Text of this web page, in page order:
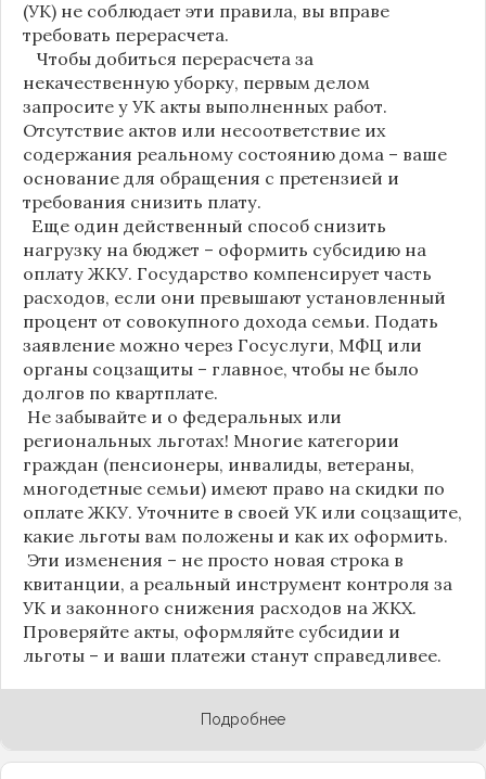
(УК) не соблюдает эти правила, вы вправе
требовать перерасчета.
Чтобы добиться перерасчета за
некачественную уборку, первым делом
запросите у УК акты выполненных работ.
Отсутствие актов или несоответствие их
содержания реальному состоянию дома – ваше
основание для обращения с претензией и
требования снизить плату.
Еще один действенный способ снизить
нагрузку на бюджет – оформить субсидию на
оплату ЖКУ. Государство компенсирует часть
расходов, если они превышают установленный
процент от совокупного дохода семьи. Подать
заявление можно через Госуслуги, МФЦ или
органы соцзащиты – главное, чтобы не было
долгов по квартплате.
Не забывайте и о федеральных или
региональных льготах! Многие категории
граждан (пенсионеры, инвалиды, ветераны,
многодетные семьи) имеют право на скидки по
оплате ЖКУ. Уточните в своей УК или соцзащите,
какие льготы вам положены и как их оформить.
Эти изменения – не просто новая строка в
квитанции, а реальный инструмент контроля за
УК и законного снижения расходов на ЖКХ.
Проверяйте акты, оформляйте субсидии и
льготы – и ваши платежи станут справедливее.
Подробнее